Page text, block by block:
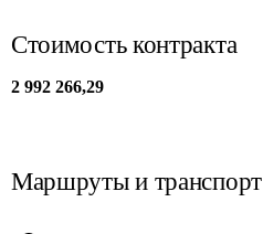
Стоимость контракта
2 992 266,29
Маршруты и транспорт